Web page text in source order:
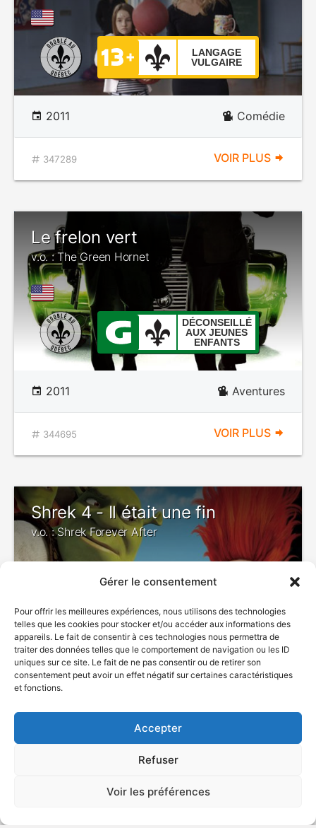
Gérer le consentement
Pour offrir les meilleures expériences, nous utilisons des technologies
telles que les cookies pour stocker et/ou accéder aux informations des
appareils. Le fait de consentir à ces technologies nous permettra de
traiter des données telles que le comportement de navigation ou les ID
uniques sur ce site. Le fait de ne pas consentir ou de retirer son
consentement peut avoir un effet négatif sur certaines caractéristiques
et fonctions.
Accepter
Refuser
Voir les préférences
LANGAGE
VULGAIRE
2011 Comédie
347289 VOIR PLUS
Le frelon vert
v.o. : The Green Hornet
DÉCONSEILLÉ
AUX JEUNES
ENFANTS
2011 Aventures
344695 VOIR PLUS
Shrek 4 - Il était une fin
v.o. : Shrek Forever After
2010 Animation
Nuit et jour